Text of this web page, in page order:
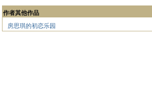
作者其他作品
房思琪的初恋乐园